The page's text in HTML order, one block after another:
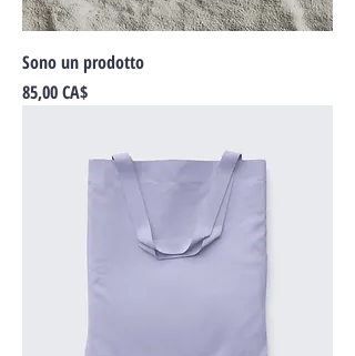
Sono un prodotto
Prezzo
85,00 CA$